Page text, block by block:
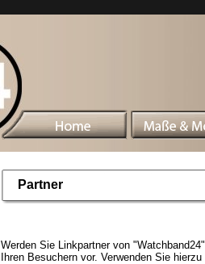
Partner
Werden Sie Linkpartner von
Ihren Besuchern vor. Verwenden Sie